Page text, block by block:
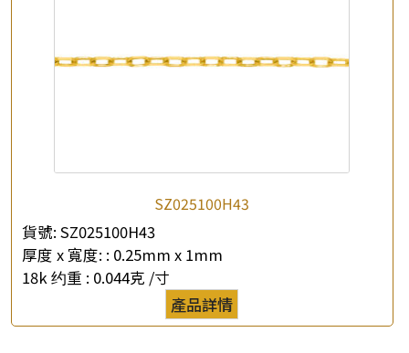
SZ025100H43
貨號: SZ025100H43
厚度 x 寬度: : 0.25mm x 1mm
18k 约重 : 0.044克 /寸
產品詳情